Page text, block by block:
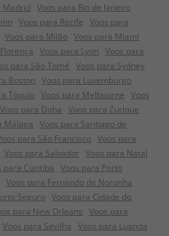
Madrid Voos para Rio de Janeiro
Voos para Recife Voos para
Voos para Milão Voos para Miami
Voos para Lyon Voos para
para São Tomé Voos para Sydney
Boston Voos para Luxemburgo
Tóquio Voos para Melbourne Voos
Voos para Doha Voos para Zurique
Málaga Voos para Santiago de
para São Francisco Voos para
Voos para Salvador Voos para Natal
para Curitiba Voos para Porto
Voos para Fernando de Noronha
Seguro Voos para Cidade do
para New Orleans Voos para
Voos para Sevilha Voos para Luanda